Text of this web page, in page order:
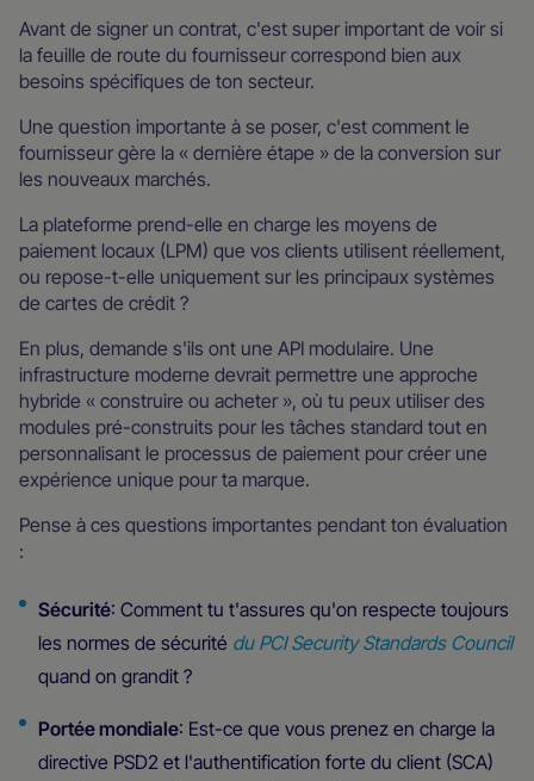
Avant de signer un contrat, c'est super important de voir si
la feuille de route du fournisseur correspond bien aux
besoins spécifiques de ton secteur.
Une question importante à se poser, c'est comment le
fournisseur gère la « dernière étape » de la conversion sur
les nouveaux marchés.
La plateforme prend-elle en charge les moyens de
paiement locaux (LPM) que vos clients utilisent réellement,
ou repose-t-elle uniquement sur les principaux systèmes
de cartes de crédit ?
En plus, demande s'ils ont une API modulaire. Une
infrastructure moderne devrait permettre une approche
hybride « construire ou acheter », où tu peux utiliser des
modules pré-construits pour les tâches standard tout en
personnalisant le processus de paiement pour créer une
expérience unique pour ta marque.
Pense à ces questions importantes pendant ton évaluation
:
Sécurité: Comment tu t'assures qu'on respecte toujours
les normes de sécurité du PCI Security Standards Council
quand on grandit ?
Portée mondiale: Est-ce que vous prenez en charge la
directive PSD2 et l'authentification forte du client (SCA)